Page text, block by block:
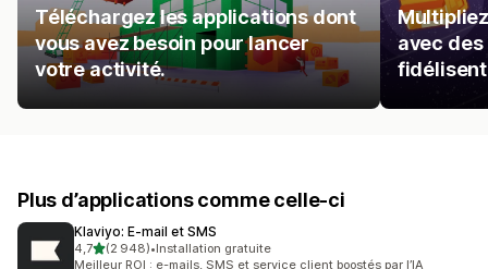
Téléchargez les applications dont
vous avez besoin pour lancer
votre activité.
avec
Plus d’applications comme celle-ci
Klaviyo: E‑mail et SMS
4,7étoile(s) sur 5
(2 948)
2948 avis au total
•Installation gratuite
Meilleur ROI : e-mails, SMS et service client boostés par l’IA